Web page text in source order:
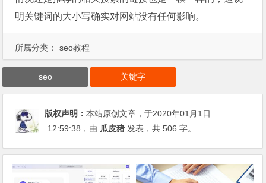
明关键词的大小写确实对网站没有任何影响。
所属分类： seo教程
seo 关键字
版权声明：本站原创文章，于2020年01月1日
12:59:38 ，由 瓜皮猪 发表，共 506 字。